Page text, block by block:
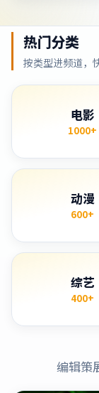
热门分类
按类型进频道，
电影
1000+
动漫
600+
综艺
400+
编辑策